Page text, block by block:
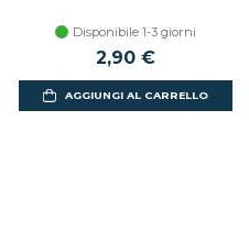
Disponibile 1-3 giorni
2,90 €
AGGIUNGI AL CARRELLO